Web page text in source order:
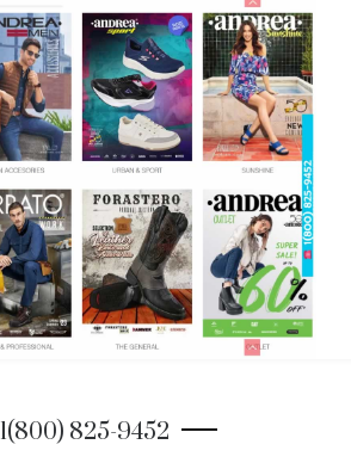
1(800) 825-9452